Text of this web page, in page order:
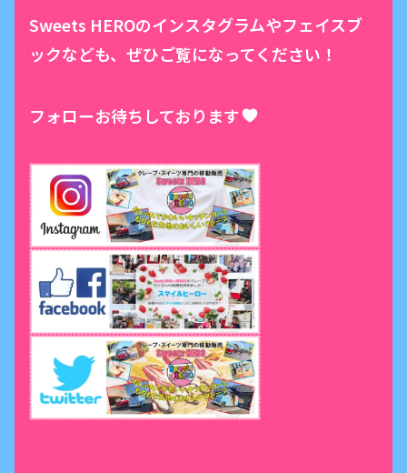
Sweets HEROのインスタグラムやフェイスブ
ックなども、ぜひご覧になってください！
フォローお待ちしております